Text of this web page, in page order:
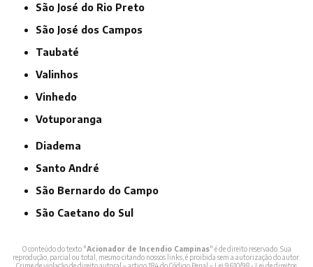
São José do Rio Preto
São José dos Campos
Taubaté
Valinhos
Vinhedo
Votuporanga
Diadema
Santo André
São Bernardo do Campo
São Caetano do Sul
O conteúdo do texto "Acionador de Incendio Campinas" é de direito reservado. Sua
reprodução, parcial ou total, mesmo citando nossos links, é proibida sem a autorização do autor.